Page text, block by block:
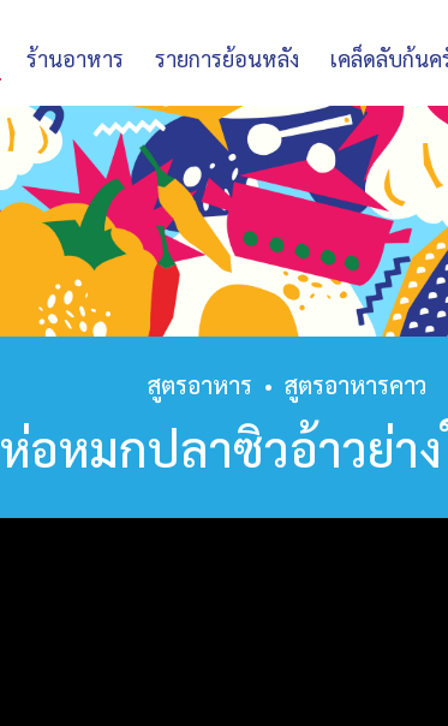
ร้านอาหาร รายการย้อนหลัง เคล็ดลับก้นค
สูตรอาหาร • สูตรอาหารคาว
ห่อหมกปลาซิวอ้าวย่า